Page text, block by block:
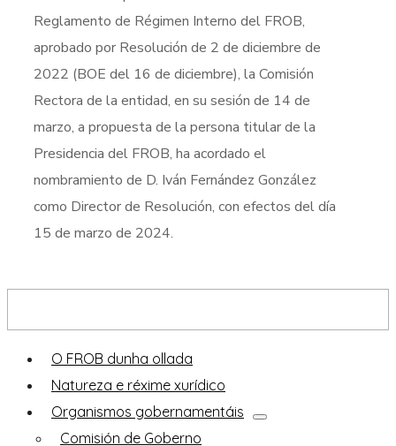
Reglamento de Régimen Interno del FROB,
aprobado por Resolución de 2 de diciembre de
2022 (BOE del 16 de diciembre), la Comisión
Rectora de la entidad, en su sesión de 14 de
marzo, a propuesta de la persona titular de la
Presidencia del FROB, ha acordado el
nombramiento de D. Iván Fernández González
como Director de Resolución, con efectos del día
15 de marzo de 2024.
O FROB dunha ollada
Natureza e réxime xurídico
Organismos gobernamentáis
Comisión de Goberno